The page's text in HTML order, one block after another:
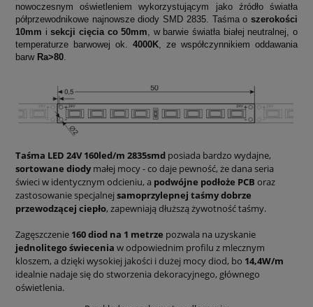
nowoczesnym oświetleniem wykorzystującym jako źródło światła
półprzewodnikowe najnowsze diody SMD 2835. Taśma o szerokości
10mm isekcji cięcia co 50mm , w barwie światła białej neutralnej, o
temperaturze barwowej ok. 4000K , ze współczynnikiem oddawania
barwRa>80
Taśma LED 24V 160led/m 2835smd posiada bardzo wydajne,
sortowane diodymałej mocy - co daje pewność, że dana seria
świeci w identycznym odcieniu, a podwójne podłoże PCB oraz
zastosowanie specjalnej samoprzylepnej taśmy dobrze
przewodzącej ciepło, zapewniają dłuższą żywotność taśmy.
Zagęszczenie 160 diod na 1 metrze pozwala na uzyskanie
jednolitego świecenia w odpowiednim profilu z mlecznym
kloszem, a dzięki wysokiej jakości i dużej mocy diod, bo 14,4W/m
idealnie nadaje się do stworzenia dekoracyjnego, głównego
oświetlenia.